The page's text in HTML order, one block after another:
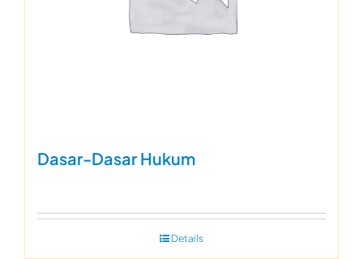
Dasar-Dasar Hukum
Details